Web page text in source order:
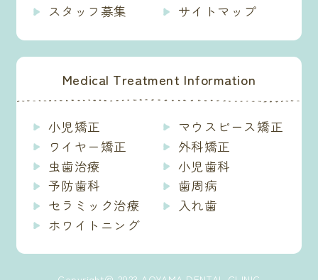
スタッフ募集
サイトマップ
Medical Treatment Information
小児矯正
マウスピース矯正
ワイヤー矯正
外科矯正
虫歯治療
小児歯科
予防歯科
歯周病
セラミック治療
入れ歯
ホワイトニング